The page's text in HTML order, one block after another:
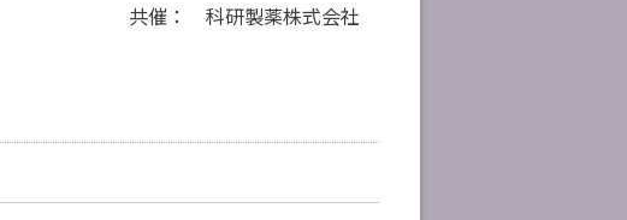
共催： 科研製薬株式会社